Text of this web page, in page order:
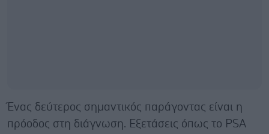
Ένας δεύτερος σημαντικός παράγοντας είναι η
πρόοδος στη διάγνωση. Εξετάσεις όπως το PSA